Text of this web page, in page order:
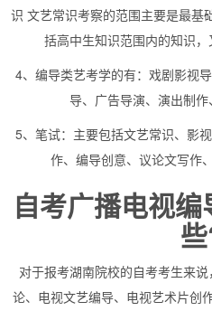
识 文艺常识考察的范围主要是最基
括高中生知识范围内的知识，
4、编导类艺考学的有：戏剧影视
导、广告导演、演出制作
5、笔试：主要包括文艺常识、影
作、编导创意、议论文写作
自考广播电视
对于报考湖南院校的自考考生来
论、电视文艺编导、电视艺术片创